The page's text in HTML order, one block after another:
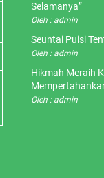
Selamanya”
Oleh : admin
Seuntai Puisi
Oleh : admin
Hikmah Meraih
Oleh : admin